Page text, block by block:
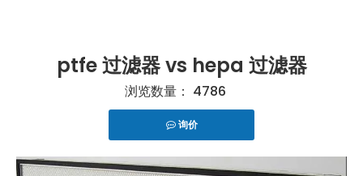
ptfe 过滤器 vs hepa 过滤器
浏览数量： 4786
询价